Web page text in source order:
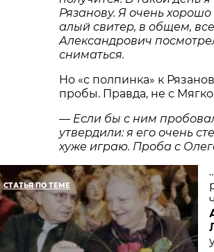
Рязанову. Я очень
алый свитер, в общем,
Александрович
сниматься.
Но «с полпинка» к
пробы. Правда, не с
— Если бы с ним
утвердили: я его очень
хуже играю. Проба с
СТАТЬЯ ПО ТЕМЕ